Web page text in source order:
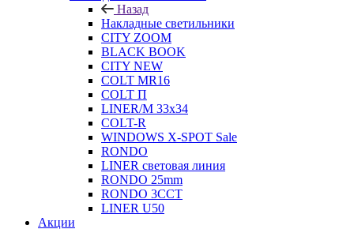
Назад
Накладные светильники
CITY ZOOM
BLACK BOOK
CITY NEW
COLT MR16
COLT П
LINER/М 33х34
COLT-R
WINDOWS X-SPOT Sale
RONDO
LINER световая линия
RONDO 25mm
RONDO 3CCT
LINER U50
Акции